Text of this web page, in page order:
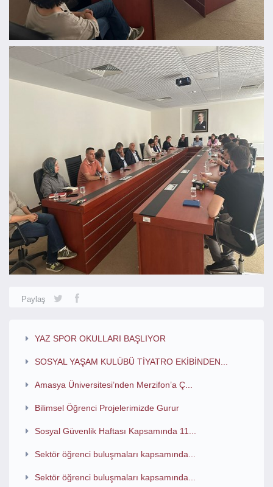
Paylaş
YAZ SPOR OKULLARI BAŞLIYOR
SOSYAL YAŞAM KULÜBÜ TİYATRO EKİBİNDEN...
Amasya Üniversitesi’nden Merzifon’a Ç...
Bilimsel Öğrenci Projelerimizde Gurur
Sosyal Güvenlik Haftası Kapsamında 11...
Sektör öğrenci buluşmaları kapsamında...
Sektör öğrenci buluşmaları kapsamında...